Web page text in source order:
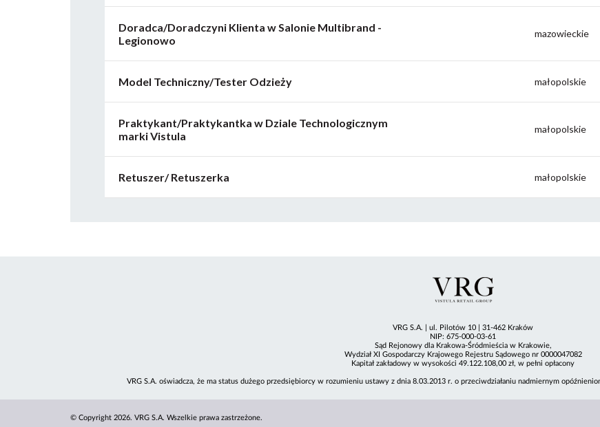
Doradca/Doradczyni Klienta w Salonie Multibrand -
Legionowo
mazowieckie
Model Techniczny/Tester Odzieży małopolskie
Praktykant/Praktykantka w Dziale Technologicznym
marki Vistula
małopolskie
Retuszer/ Retuszerka małopolskie
VRG S.A. | ul. Pilotów 10 | 31-462 Kraków
NIP: 675-000-03-61
Sąd Rejonowy dla Krakowa-Śródmieścia w Krakowie,
Wydział XI Gospodarczy Krajowego Rejestru Sądowego nr 0000047082
Kapitał zakładowy w wysokości 49.122.108,00 zł, w pełni opłacony
VRG S.A. oświadcza, że ma status dużego przedsiębiorcy w rozumieniu ustawy z dnia 8.03.2013 r. o przeciwdziałaniu nadmiernym
© Copyright 2026. VRG S.A. Wszelkie prawa zastrzeżone.